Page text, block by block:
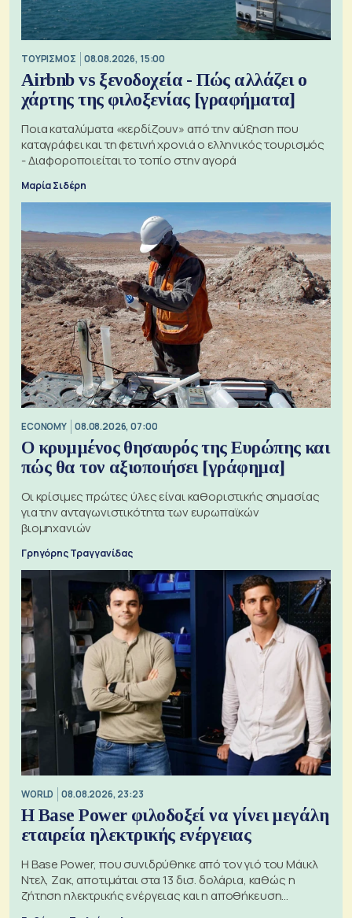
ΤΟΥΡΙΣΜΟΣ 08.08.2026, 15:00
Airbnb vs ξενοδοχεία - Πώς αλλάζει ο
χάρτης της φιλοξενίας [γραφήματα]
Ποια καταλύματα «κερδίζουν» από την αύξηση που
καταγράφει και τη φετινή χρονιά ο ελληνικός τουρισμός
- Διαφοροποιείται το τοπίο στην αγορά
Μαρία Σιδέρη
ECONOMY 08.08.2026, 07:00
Ο κρυμμένος θησαυρός της Ευρώπης και
πώς θα τον αξιοποιήσει [γράφημα]
Οι κρίσιμες πρώτες ύλες είναι καθοριστικής σημασίας
για την ανταγωνιστικότητα των ευρωπαϊκών
βιομηχανιών
Γρηγόρης Τραγγανίδας
WORLD 08.08.2026, 23:23
Η Base Power φιλοδοξεί να γίνει μεγάλη
εταιρεία ηλεκτρικής ενέργειας
Η Base Power, που συνιδρύθηκε από τον γιό του Μάικλ
Ντελ, Ζακ, αποτιμάται στα 13 δισ. δολάρια, καθώς η
ζήτηση ηλεκτρικής ενέργειας και η αποθήκευση